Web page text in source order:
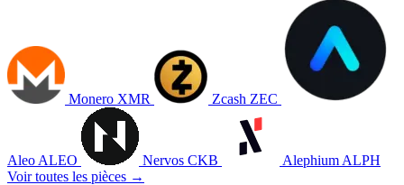
Monero XMR Zcash ZEC
Aleo ALEO Nervos CKB Alephium ALPH
Voir toutes les pièces →